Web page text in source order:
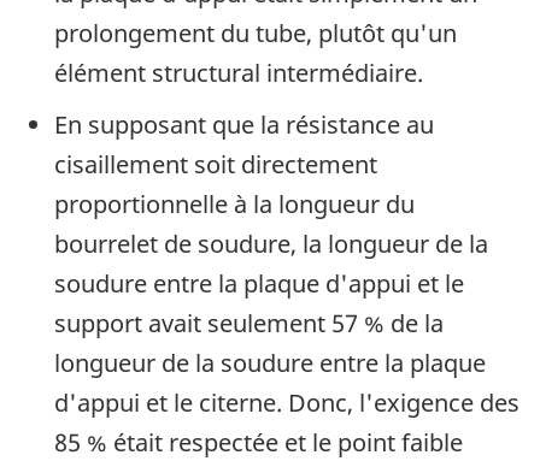
prolongement du tube, plutôt qu'un
élément structural intermédiaire.
En supposant que la résistance au
cisaillement soit directement
proportionnelle à la longueur du
bourrelet de soudure, la longueur de la
soudure entre la plaque d'appui et le
support avait seulement 57 % de la
longueur de la soudure entre la plaque
d'appui et le citerne. Donc, l'exigence des
85 % était respectée et le point faible